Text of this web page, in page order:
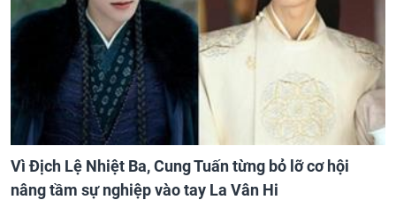
Vì Địch Lệ Nhiệt Ba, Cung Tuấn từng bỏ lỡ cơ hội
nâng tầm sự nghiệp vào tay La Vân Hi